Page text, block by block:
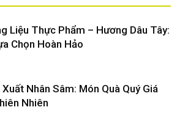
Liệu Thực Phẩm – Hương Dâu Tây:
Chọn Hoàn Hảo
Xuất Nhân Sâm: Món Quà Quý Giá
Nhiên